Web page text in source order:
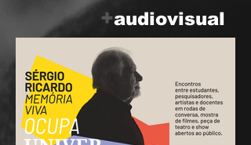
Baptistão, propõe uma navegação
interativa pela história da música
popular brasileira.
+audiovisual